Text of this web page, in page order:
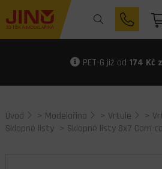
PET-G již od 174 Kč
Úvod > Modelařina > Vrtule >
Sklopné listy > Sklopné listy 8x7 Cam-